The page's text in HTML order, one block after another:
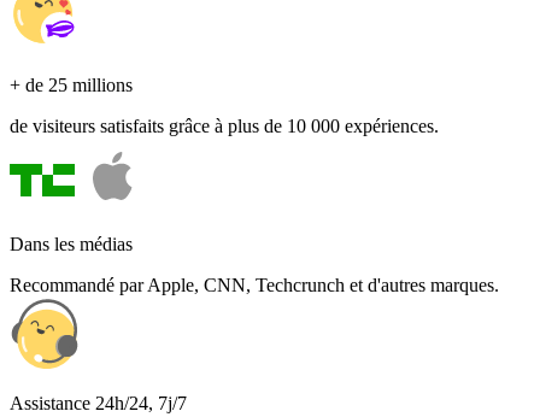
+ de 25 millions
de visiteurs satisfaits grâce à plus de 10 000 expériences.
Dans les médias
Recommandé par Apple, CNN, Techcrunch et d'autres marques.
Assistance 24h/24, 7j/7